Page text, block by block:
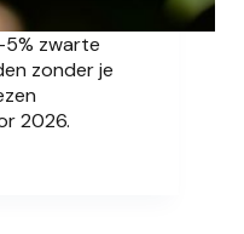
zwarte
zonder je
2026.